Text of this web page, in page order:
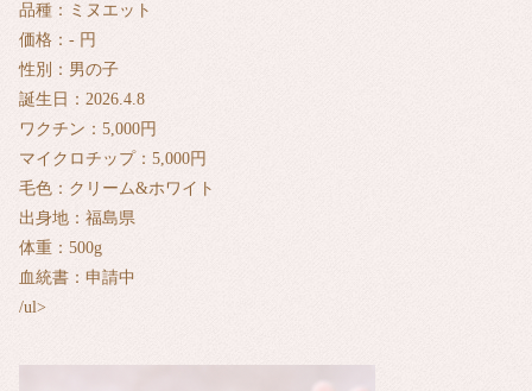
品種：ミヌエット
価格：- 円
性別：男の子
誕生日：2026.4.8
ワクチン：5,000円
マイクロチップ：5,000円
毛色：クリーム&ホワイト
出身地：福島県
体重：500g
血統書：申請中
/ul>